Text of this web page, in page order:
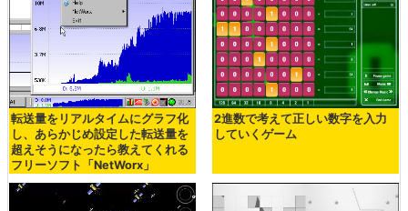
転送量をリアルタイムにグラフ化
し、あらかじめ設定した転送量を
超えそうになったら教えてくれる
フリーソフト「NetWorx」
2進数で考えて正しい数字を入力
していくゲーム